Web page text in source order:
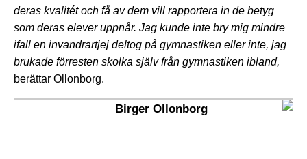
deras kvalitét och få av dem vill rapportera in de betyg
som deras elever uppnår. Jag kunde inte bry mig mindre
ifall en invandrartjej deltog på gymnastiken eller inte, jag
brukade förresten skolka själv från gymnastiken ibland,
berättar Ollonborg.
Birger Ollonborg